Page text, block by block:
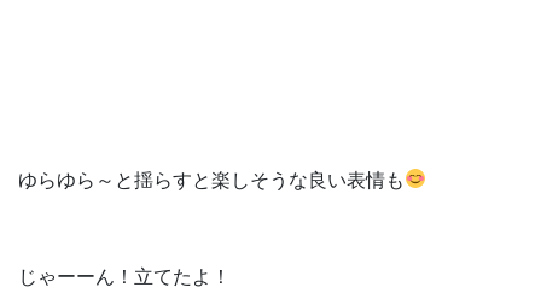
ゆらゆら～と揺らすと楽しそうな良い表情も
じゃーーん！立てたよ！